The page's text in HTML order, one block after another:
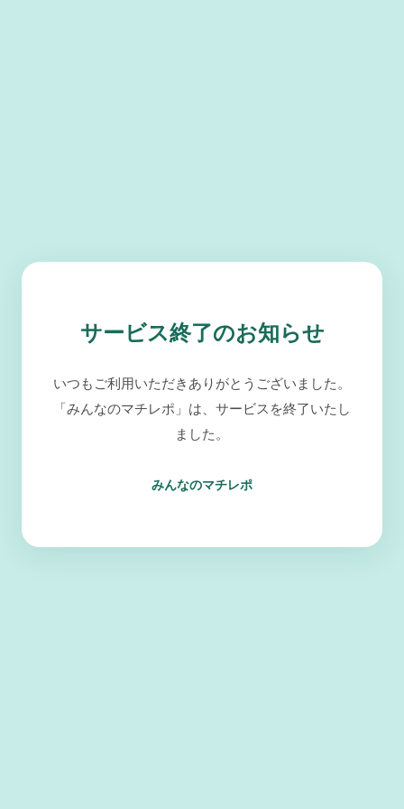
サービス終了のお知らせ
いつもご利用いただきありがとうございました。
「みんなのマチレポ」は、サービスを終了いたし
ました。
みんなのマチレポ